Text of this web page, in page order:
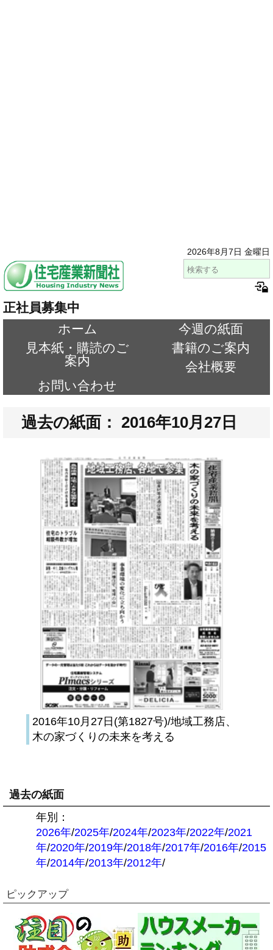
2026年8月7日 金曜日
正社員募集中
ホーム
今週の紙面
見本紙・購読のご
案内
書籍のご案内
会社概要
お問い合わせ
過去の紙面： 2016年10月27日
2016年10月27日(第1827号)/地域工務店、
木の家づくりの未来を考える
過去の紙面
年別：
2026年/2025年/2024年/2023年/2022年/2021
年/2020年/2019年/2018年/2017年/2016年/2015
年/2014年/2013年/2012年/
ピックアップ